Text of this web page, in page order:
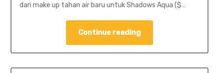
dari make up tahan air baru untuk Shadows Aqua ($…
Continue reading